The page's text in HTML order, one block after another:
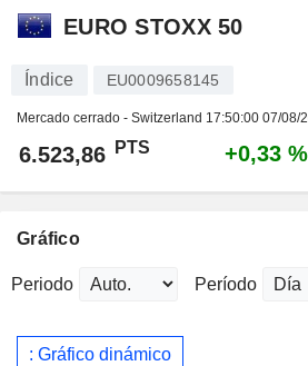
EURO STOXX 50
Índice EU0009658145
Mercado cerrado - Switzerland 17:50:00 07/08/
6.523,86 PTS +0,33 %
Gráfico
Periodo Período
: Gráfico dinámico